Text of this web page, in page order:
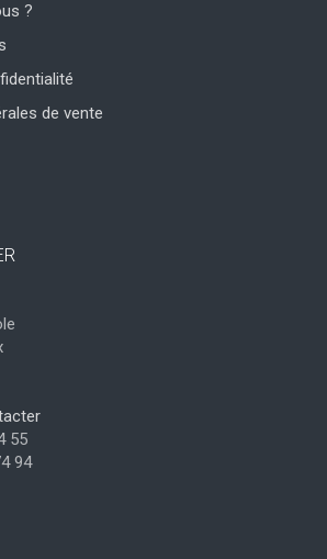
?
de vente
55
94